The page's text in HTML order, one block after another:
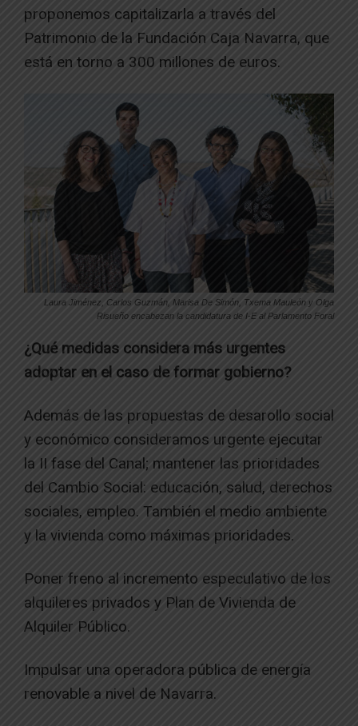
proponemos capitalizarla a través del
Patrimonio de la Fundación Caja Navarra, que
está en torno a 300 millones de euros.
Laura Jiménez, Carlos Guzmán, Marisa De Simón, Txema Mauleón y Olga
Risueño encabezan la candidatura de I-E al Parlamento Foral
¿Qué medidas considera más urgentes
adoptar en el caso de formar gobierno?
Además de las propuestas de desarollo social
y económico consideramos urgente ejecutar
la II fase del Canal; mantener las prioridades
del Cambio Social: educación, salud, derechos
sociales, empleo. También el medio ambiente
y la vivienda como máximas prioridades.
Poner freno al incremento especulativo de los
alquileres privados y Plan de Vivienda de
Alquiler Público.
Impulsar una operadora pública de energía
renovable a nivel de Navarra.